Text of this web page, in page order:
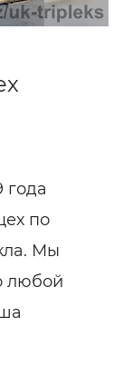
года
по
Мы
любой